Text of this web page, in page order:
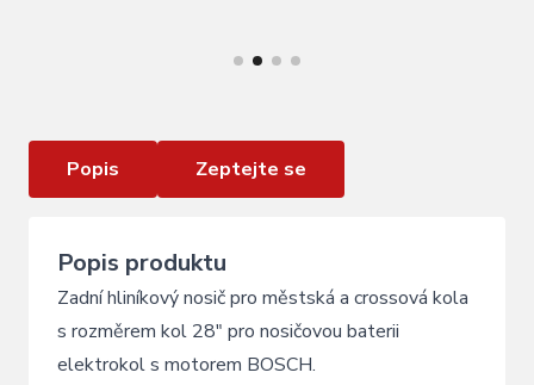
Popis Zeptejte se
Popis produktu
Zadní hliníkový nosič pro městská a crossová kola
s rozměrem kol 28" pro nosičovou baterii
elektrokol s motorem BOSCH.